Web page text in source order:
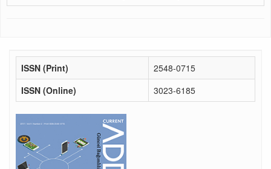
ISSN (Print)
2548-0715
ISSN (Online)
3023-6185